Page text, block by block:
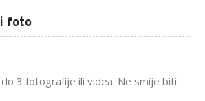
foto
3 fotografije ili videa. Ne smije biti